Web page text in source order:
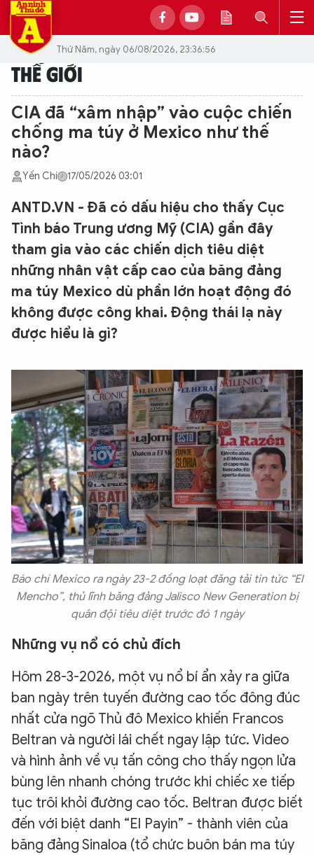
Thứ Năm, ngày 06/08/2026, 23:36:56
THẾ GIỚI
CIA đã “xâm nhập” vào cuộc chiến
chống ma túy ở Mexico như thế
nào?
Yến Chi 17/05/2026 03:01
ANTD.VN - Đã có dấu hiệu cho thấy Cục
Tình báo Trung ương Mỹ (CIA) gần đây
tham gia vào các chiến dịch tiêu diệt
những nhân vật cấp cao của băng đảng
ma túy Mexico dù phần lớn hoạt động đó
không được công khai. Động thái lạ này
được hiểu là gì?
Báo chí Mexico ra ngày 23-2 đồng loạt đăng tải tin tức “El
Mencho”, thủ lĩnh băng đảng Jalisco New Generation bị
quân đội tiêu diệt trước đó 1 ngày
Những vụ nổ có chủ đích
Hôm 28-3-2026, một vụ nổ bí ẩn xảy ra giữa
ban ngày trên tuyến đường cao tốc đông đúc
nhất cửa ngõ Thủ đô Mexico khiến Francos
Beltran và người lái chết ngay lập tức. Video
và hình ảnh về vụ tấn công cho thấy ngọn lửa
bùng lên nhanh chóng trước khi chiếc xe tiếp
tục trôi khỏi đường cao tốc. Beltran được biết
đến với biệt danh “El Payin” - thành viên của
băng đảng Sinaloa (tổ chức buôn bán ma túy